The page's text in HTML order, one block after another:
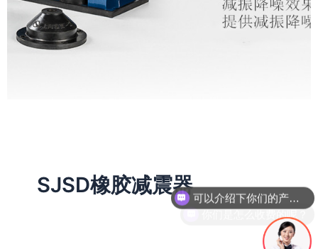
SJSD橡胶减震器 可以介绍下你们的产品么？
你们是怎么收费的呢？